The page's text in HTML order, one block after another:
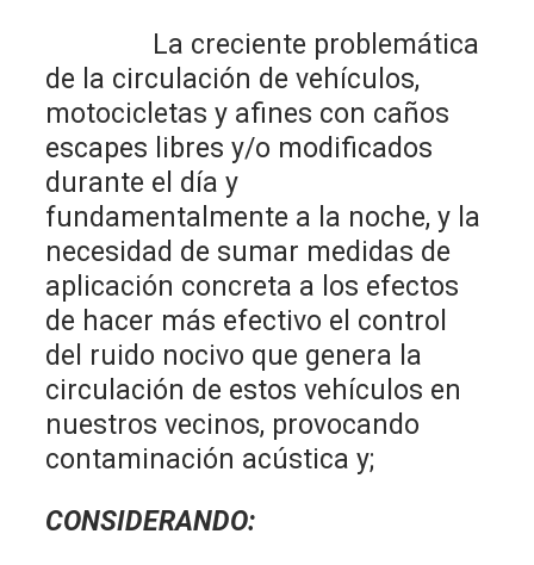
La creciente problemática
de la circulación de vehículos,
motocicletas y afines con caños
escapes libres y/o modificados
durante el día y
fundamentalmente a la noche, y la
necesidad de sumar medidas de
aplicación concreta a los efectos
de hacer más efectivo el control
del ruido nocivo que genera la
circulación de estos vehículos en
nuestros vecinos, provocando
contaminación acústica y;
CONSIDERANDO: